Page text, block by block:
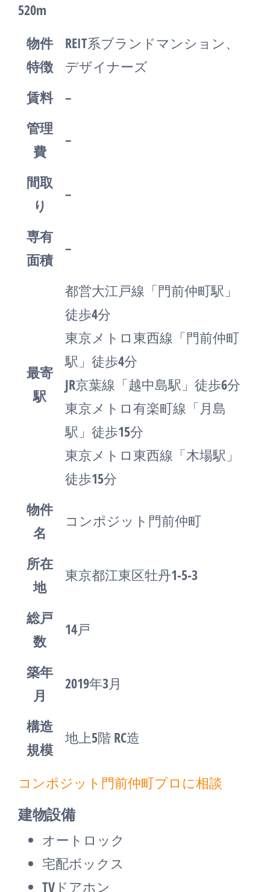
520m
物件
特徴
REIT系ブランドマンション、
デザイナーズ
賃料
–
管理
費
–
間取
り
–
専有
面積
–
最寄
駅
都営大江戸線「門前仲町駅」
徒歩4分
東京メトロ東西線「門前仲町
駅」徒歩4分
JR京葉線「越中島駅」徒歩6分
東京メトロ有楽町線「月島
駅」徒歩15分
東京メトロ東西線「木場駅」
徒歩15分
物件
名
コンポジット門前仲町
所在
地
東京都江東区牡丹1-5-3
総戸
数
14戸
築年
月
2019年3月
構造
規模
地上5階 RC造
コンポジット門前仲町プロに相談
建物設備
オートロック
宅配ボックス
TVドアホン